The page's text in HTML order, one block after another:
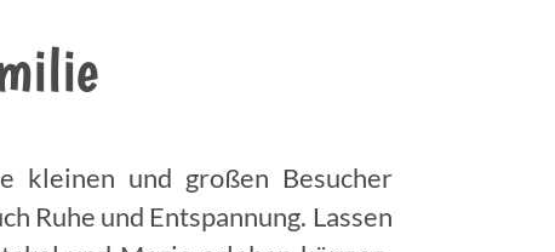
kleinen und großen Besucher
Ruhe und Entspannung. Lassen